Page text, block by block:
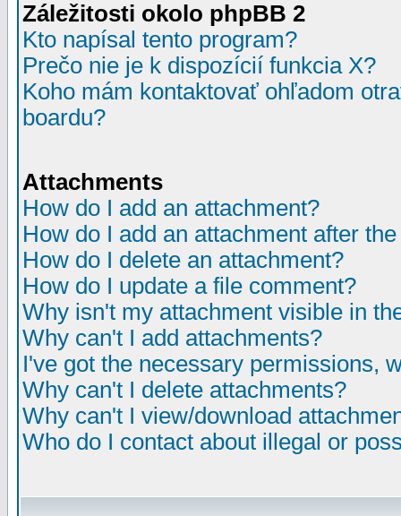
Záležitosti okolo phpBB 2
Kto napísal tento program?
Prečo nie je k dispozícií funkcia X?
Koho mám kontaktovať ohľadom
boardu?
Attachments
How do I add an attachment?
How do I add an attachment after
How do I delete an attachment?
How do I update a file comment?
Why isn't my attachment visible in
Why can't I add attachments?
I've got the necessary permissions,
Why can't I delete attachments?
Why can't I view/download
Who do I contact about illegal or